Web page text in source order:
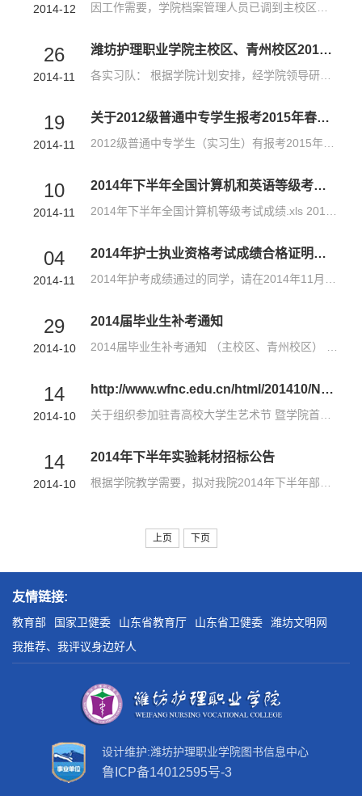
2014-12
26
2014-11
潍坊护理职业学院主校区、青州校区2015届毕业生毕业考试通知
19
2014-11
关于2012级普通中专学生报考2015年春季高考的通知
10
2014-11
2014年下半年全国计算机和英语等级考试成绩
04
2014-11
2014年护士执业资格考试成绩合格证明领取通知
29
2014-10
2014届毕业生补考通知
14
2014-10
http://www.wfnc.edu.cn/html/201410/News2090.html
14
2014-10
2014年下半年实验耗材招标公告
上页 下页
友情链接:
教育部 国家卫健委 山东省教育厅 山东省卫健委
潍坊文明网
我推荐、我评议身边好人
设计维护:潍坊护理职业学院图书信息中心
鲁ICP备14012595号-3